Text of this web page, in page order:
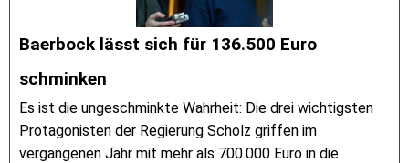
Baerbock lässt sich für 136.500 Euro
schminken
Es ist die ungeschminkte Wahrheit: Die drei wichtigsten
Protagonisten der Regierung Scholz griffen im
vergangenen Jahr mit mehr als 700.000 Euro in die